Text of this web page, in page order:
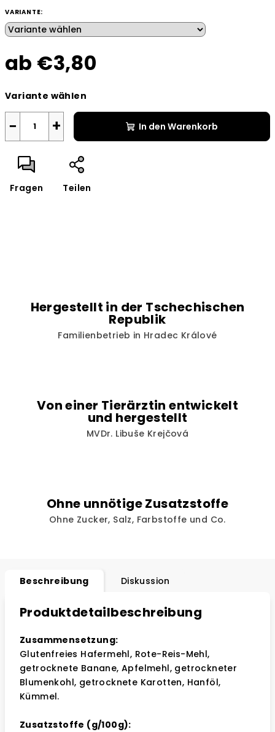
VARIANTE:
ab €3,80
Variante wählen
+
− In den Warenkorb
Fragen Teilen
Hergestellt in der Tschechischen
Republik
Familienbetrieb in Hradec Králové
Von einer Tierärztin entwickelt
und hergestellt
MVDr. Libuše Krejčová
Ohne unnötige Zusatzstoffe
Ohne Zucker, Salz, Farbstoffe und Co.
Beschreibung Diskussion
Produktdetailbeschreibung
Zusammensetzung:
Glutenfreies Hafermehl, Rote-Reis-Mehl,
getrocknete Banane, Apfelmehl, getrockneter
Blumenkohl, getrocknete Karotten, Hanföl,
Kümmel.
Zusatzstoffe (g/100g):